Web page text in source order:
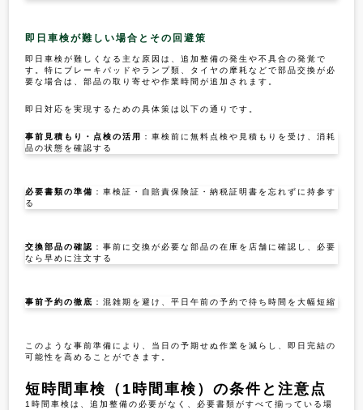
即日車検が難しい場合とその回避策
即日車検が難しくなる主な原因は、追加整備の発生や不具合の発覚で
す。特にブレーキパッドやランプ類、タイヤの摩耗などで部品交換が必
要な場合は、部品の取り寄せや作業時間が追加されます。
即日対応を実現するための具体策は以下の通りです。
事前見積もり・点検の活用
：車検前に無料点検や見積もりを受け、消耗
品の状態を確認する
必要書類の準備 ：車検証・自賠責保険証・納税証明書を忘れずに持参す
る
交換部品の確認 ：事前に交換が必要な部品の在庫を店舗に確認し、必要
なら早めに注文する
事前予約の徹底 ：混雑期を避け、平日午前の予約で待ち時間を大幅短縮
このような事前準備により、当日の予期せぬ作業を減らし、即日完結の
可能性を高めることができます。
短時間車検（1時間車検）の条件と注意点
1時間車検は、追加整備の必要がなく、必要書類がすべて揃っている場